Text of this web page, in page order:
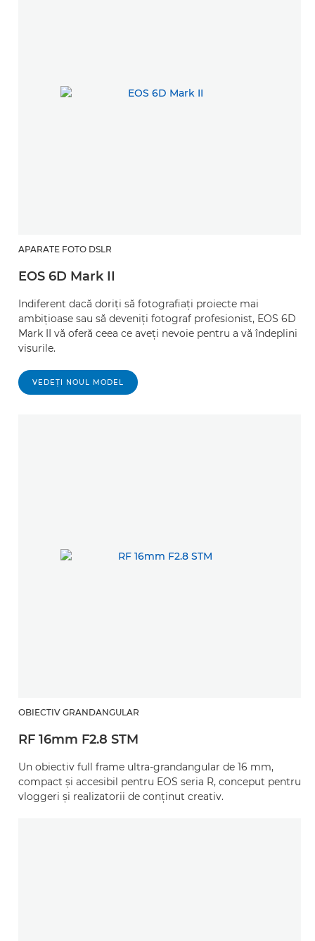
APARATE FOTO DSLR
EOS 6D Mark II
Indiferent dacă doriţi să fotografiaţi proiecte mai
ambiţioase sau să deveniţi fotograf profesionist, EOS 6D
Mark II vă oferă ceea ce aveţi nevoie pentru a vă îndeplini
visurile.
VEDEŢI NOUL MODEL
OBIECTIV GRANDANGULAR
RF 16mm F2.8 STM
Un obiectiv full frame ultra-grandangular de 16 mm,
compact şi accesibil pentru EOS seria R, conceput pentru
vloggeri şi realizatorii de conţinut creativ.